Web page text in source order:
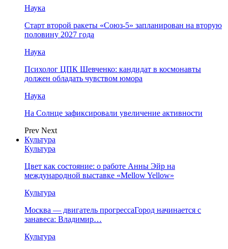
Наука
Старт второй ракеты «Союз-5» запланирован на вторую
половину 2027 года
Наука
Психолог ЦПК Шевченко: кандидат в космонавты
должен обладать чувством юмора
Наука
На Солнце зафиксировали увеличение активности
Prev Next
Культура
Культура
Цвет как состояние: о работе Анны Эйр на
международной выставке «Mellow Yellow»
Культура
Москва — двигатель прогрессаГород начинается с
занавеса: Владимир…
Культура